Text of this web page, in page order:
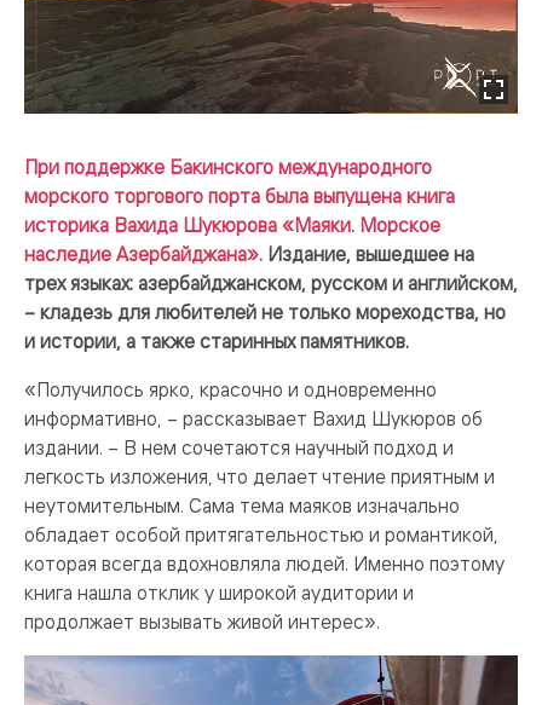
При поддержке Бакинского международного
морского торгового порта была выпущена книга
историка Вахида Шукюрова «Маяки. Морское
наследие Азербайджана». Издание, вышедшее на
трех языках: азербайджанском, русском и английском,
– кладезь для любителей не только мореходства, но
и истории, а также старинных памятников.
«Получилось ярко, красочно и одновременно
информативно, – рассказывает Вахид Шукюров об
издании. – В нем сочетаются научный подход и
легкость изложения, что делает чтение приятным и
неутомительным. Сама тема маяков изначально
обладает особой притягательностью и романтикой,
которая всегда вдохновляла людей. Именно поэтому
книга нашла отклик у широкой аудитории и
продолжает вызывать живой интерес».